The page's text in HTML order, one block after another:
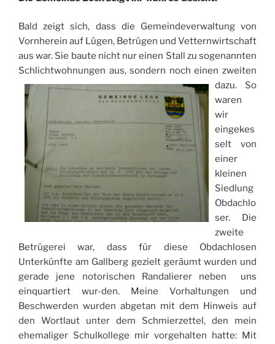
Bald zeigt sich, dass die Gemeindeverwaltung von
Vornherein auf Lügen, Betrügen und Vetternwirtschaft
aus war. Sie baute nicht nur einen Stall zu sogenannten
Schlichtwohnungen aus, sondern noch einen zweiten
dazu. So
waren
wir
eingekes
selt von
einer
kleinen
Siedlung
Obdachlo
ser. Die
zweite
Betrügerei war, dass für diese Obdachlosen
Unterkünfte am Gallberg gezielt geräumt wurden und
gerade jene notorischen Randalierer neben uns
einquartiert wur-den. Meine Vorhaltungen und
Beschwerden wurden abgetan mit dem Hinweis auf
den Wortlaut unter dem Schmierzettel, den mein
ehemaliger Schulkollege mir vorgehalten hatte: Mit